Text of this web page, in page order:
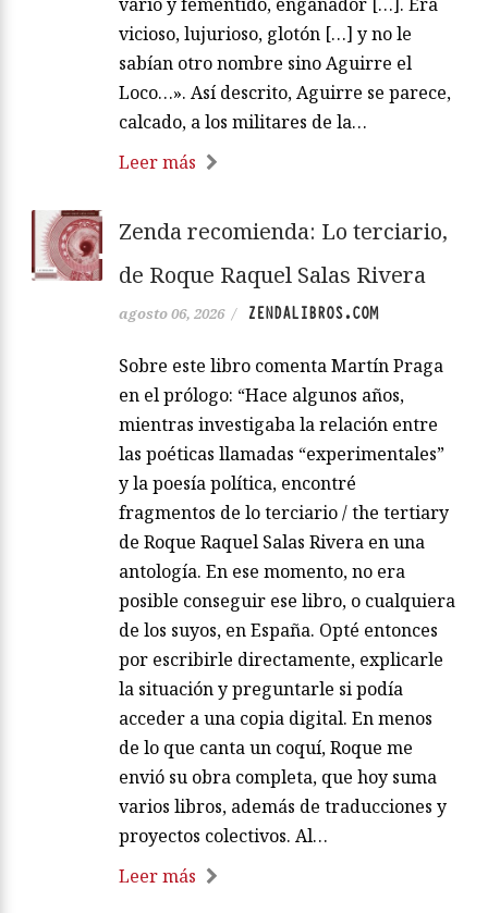
vario y fementido, engañador […]. Era
vicioso, lujurioso, glotón […] y no le
sabían otro nombre sino Aguirre el
Loco…». Así descrito, Aguirre se parece,
calcado, a los militares de la…
Leer más
Zenda recomienda: Lo terciario,
de Roque Raquel Salas Rivera
agosto 06, 2026 / ZENDALIBROS.COM
Sobre este libro comenta Martín Praga
en el prólogo: “Hace algunos años,
mientras investigaba la relación entre
las poéticas llamadas “experimentales”
y la poesía política, encontré
fragmentos de lo terciario / the tertiary
de Roque Raquel Salas Rivera en una
antología. En ese momento, no era
posible conseguir ese libro, o cualquiera
de los suyos, en España. Opté entonces
por escribirle directamente, explicarle
la situación y preguntarle si podía
acceder a una copia digital. En menos
de lo que canta un coquí, Roque me
envió su obra completa, que hoy suma
varios libros, además de traducciones y
proyectos colectivos. Al…
Leer más